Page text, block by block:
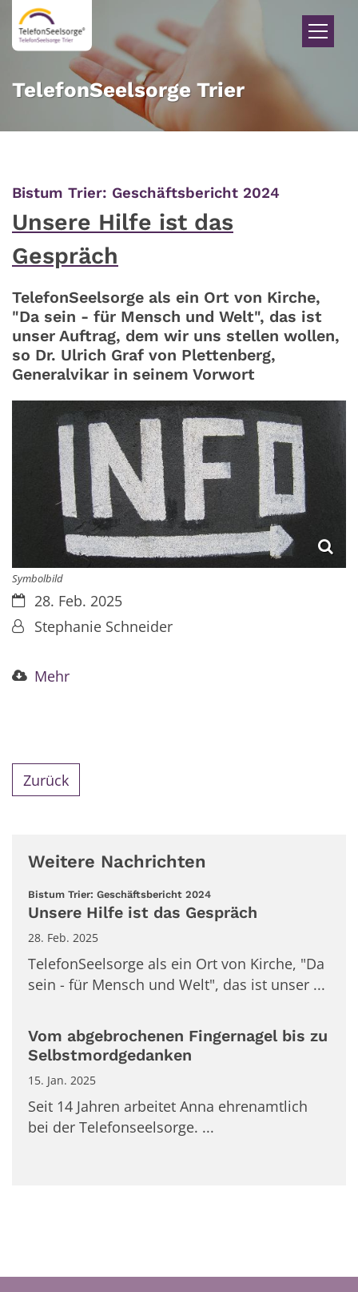
Zum Inhalt springen
TelefonSeelsorge Trier
Bistum Trier: Geschäftsbericht 2024:
Unsere Hilfe ist das
Gespräch
TelefonSeelsorge als ein Ort von Kirche,
"Da sein - für Mensch und Welt", das ist
unser Auftrag, dem wir uns stellen wollen,
so Dr. Ulrich Graf von Plettenberg,
Generalvikar in seinem Vorwort
Symbolbild
Datum:28. Feb. 2025
Von:Stephanie Schneider
Mehr
Zurück
Weitere Nachrichten
Bistum Trier: Geschäftsbericht 2024:
Unsere Hilfe ist das Gespräch
28. Feb. 2025
TelefonSeelsorge als ein Ort von Kirche, "Da
sein - für Mensch und Welt", das ist unser ...
Vom abgebrochenen Fingernagel bis zu
Selbstmordgedanken
15. Jan. 2025
Seit 14 Jahren arbeitet Anna ehrenamtlich
bei der Telefonseelsorge. ...